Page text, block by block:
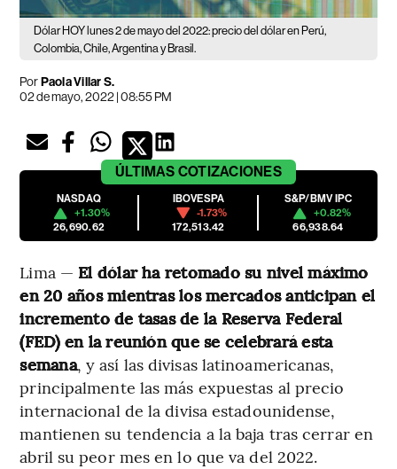
Dólar HOY lunes 2 de mayo del 2022: precio del dólar en Perú,
Colombia, Chile, Argentina y Brasil.
PorPaola Villar S.
02 de mayo, 2022 | 08:55 PM
ÚLTIMAS COTIZACIONES
NASDAQ
+1.30%
26,690.62
IBOVESPA
-1.73%
172,513.42
S&P/BMV IPC
+0.82%
66,938.64
Lima — El dólar ha retomado su nivel máximo
en 20 años mientras los mercados anticipan el
incremento de tasas de la Reserva Federal
(FED) en la reunión que se celebrará esta
semana, y así las divisas latinoamericanas,
principalmente las más expuestas al precio
internacional de la divisa estadounidense,
mantienen su tendencia a la baja tras cerrar en
abril su peor mes en lo que va del 2022.